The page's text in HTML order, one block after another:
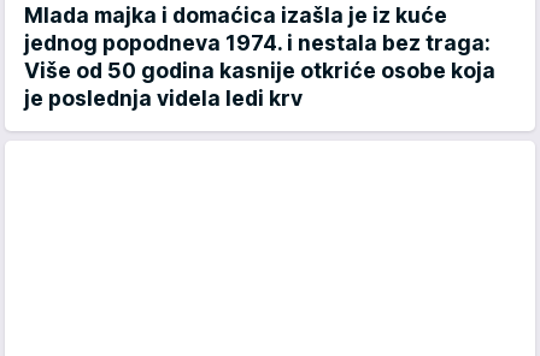
Mlada majka i domaćica izašla je iz kuće
jednog popodneva 1974. i nestala bez traga:
Više od 50 godina kasnije otkriće osobe koja
je poslednja videla ledi krv